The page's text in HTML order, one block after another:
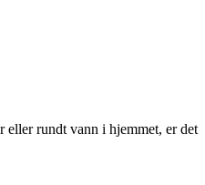
eller rundt vann i hjemmet, er det